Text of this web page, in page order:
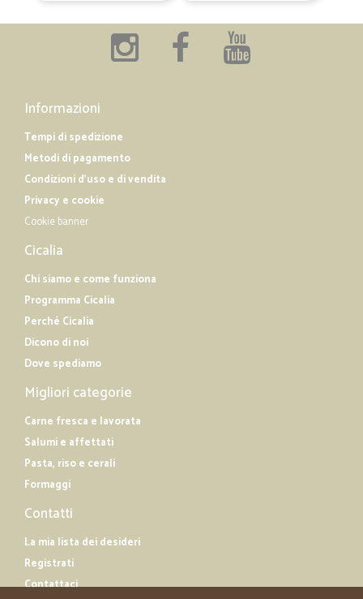
Informazioni
Tempi di spedizione
Metodi di pagamento
Condizioni d'uso e di vendita
Privacy e cookie
Cookie banner
Cicalia
Chi siamo e come funziona
Programma Cicalia
Perché Cicalia
Dicono di noi
Dove spediamo
Migliori categorie
Carne fresca e lavorata
Salumi e affettati
Pasta, riso e cerali
Formaggi
Contatti
La mia lista dei desideri
Registrati
Contattaci